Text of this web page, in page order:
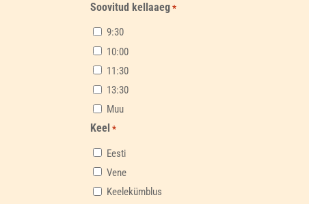
Soovitud kellaaeg *
9:30
10:00
11:30
13:30
Muu
Keel *
Eesti
Vene
Keelekümblus